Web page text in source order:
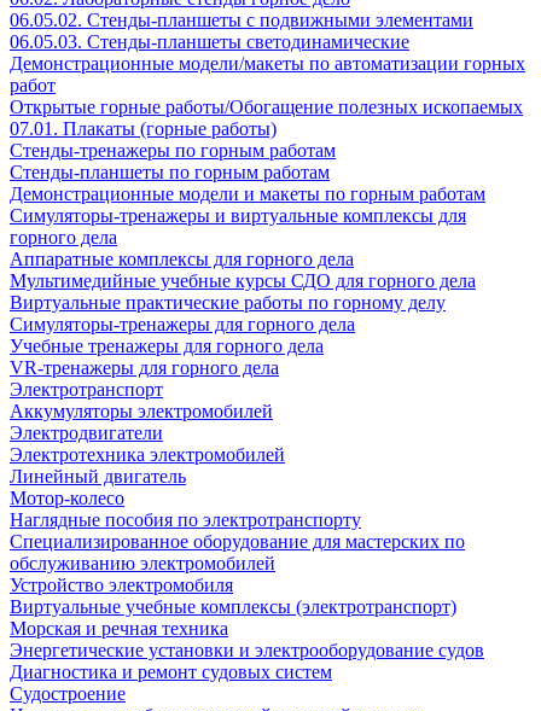
06.05.02. Стенды-планшеты с подвижными элементами
06.05.03. Стенды-планшеты светодинамические
Демонстрационные модели/макеты по автоматизации горных
работ
Открытые горные работы/Обогащение полезных ископаемых
07.01. Плакаты (горные работы)
Стенды-тренажеры по горным работам
Стенды-планшеты по горным работам
Демонстрационные модели и макеты по горным работам
Симуляторы-тренажеры и виртуальные комплексы для
горного дела
Аппаратные комплексы для горного дела
Мультимедийные учебные курсы СДО для горного дела
Виртуальные практические работы по горному делу
Симуляторы-тренажеры для горного дела
Учебные тренажеры для горного дела
VR-тренажеры для горного дела
Электротранспорт
Аккумуляторы электромобилей
Электродвигатели
Электротехника электромобилей
Линейный двигатель
Мотор-колесо
Наглядные пособия по электротранспорту
Специализированное оборудование для мастерских по
обслуживанию электромобилей
Устройство электромобиля
Виртуальные учебные комплексы (электротранспорт)
Морская и речная техника
Энергетические установки и электрооборудование судов
Диагностика и ремонт судовых систем
Судостроение